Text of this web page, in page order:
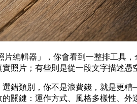
片編輯器」，你會看到一整排工具
照片；有些則是從一段文字描述
錯類別，你不是浪費錢，就是更
關鍵：運作方式、風格多樣性、